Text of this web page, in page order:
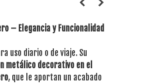
– Elegancia y Funcionalidad
uso diario o de viaje. Su
metálico decorativo en el
, que le aportan un acabado